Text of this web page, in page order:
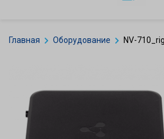
Главная Оборудование NV-